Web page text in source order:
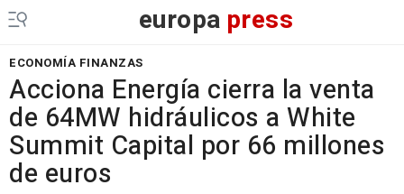
europa press
ECONOMÍA FINANZAS
Acciona Energía cierra la venta
de 64MW hidráulicos a White
Summit Capital por 66 millones
de euros